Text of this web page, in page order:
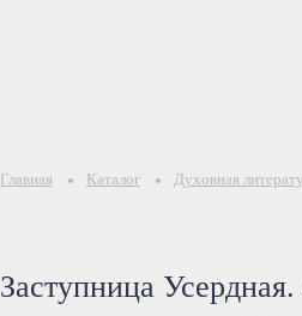
Главная Каталог Духовная
Заступница